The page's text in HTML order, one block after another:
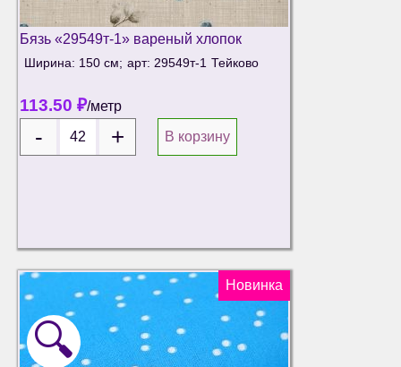
Бязь «29549т-1» вареный хлопок
Ширина: 150 см; арт: 29549т-1 Тейково
113.50 ₽/метр
В корзину
🔍
Новинка